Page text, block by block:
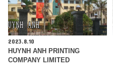
2023.8.10
HUYNH ANH PRINTING
COMPANY LIMITED